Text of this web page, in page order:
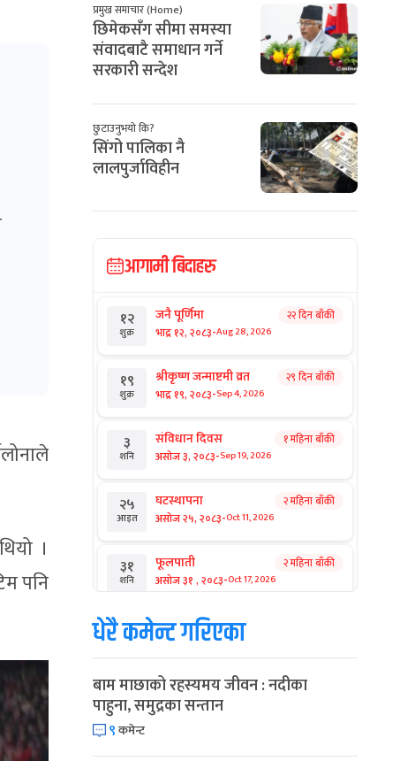
।
पनि
प्रमुख समाचार (Home)
छिमेकसँग सीमा समस्या
संवादबाटै समाधान गर्ने
सरकारी सन्देश
छुटाउनुभयो कि?
सिंगो पालिका नै
लालपुर्जाविहीन
आगामी बिदाहरु
१२
शुक्र
जनै पूर्णिमा
भाद्र १२, २०८३-Aug 28, 2026
२२ दिन बाँकी
१९
शुक्र
श्रीकृष्ण जन्माष्टमी व्रत
भाद्र १९, २०८३-Sep 4, 2026
२९ दिन बाँकी
३
शनि
संविधान दिवस
असोज ३, २०८३-Sep 19, 2026
१ महिना बाँकी
२५
आइत
घटस्थापना
असोज २५, २०८३-Oct 11, 2026
२ महिना बाँकी
३१
शनि
फूलपाती
असोज ३१ , २०८३-Oct 17, 2026
२ महिना बाँकी
१
आइत
कार्तिक सङ्क्रान्ति
कार्तिक १, २०८३-Oct 18, 2026
३
मंगल
महानवमी
कार्तिक ३, २०८३-
२ महिना बाँकी
४
धेरै कमेन्ट गरिएका
बाम माछाको रहस्यमय जीवन : नदीका
पाहुना, समुद्रका सन्तान
९कमेन्ट